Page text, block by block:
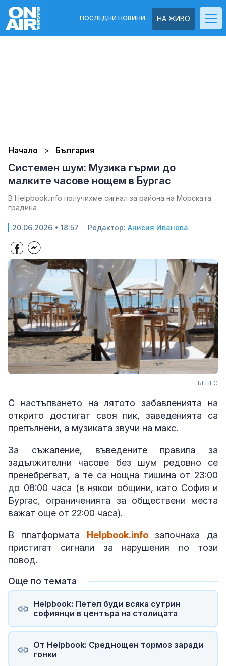
НА ЖИВО
ПОСЛЕДНИ НОВИНИ
Начало България
Системен шум: Музика гърми до
малките часове нощем в Бургас
В Helpbook.info получихме сигнал за района на Морската
градина
20.06.2026 • 18:57 Редактор: Анисия Иванова
БГНЕС
С настъпването на лятото забавленията на
открито достигат своя пик, заведенията са
препълнени, а музиката звучи на макс.
За съжаление, въведените правила за
задължителни часове без шум редовно се
пренебрегват, а те са нощна тишина от 23:00
до 08:00 часа (в някои общини, като София и
Бургас, ограниченията за обществени места
важат още от 22:00 часа).
В платформата Helpbook.infoзапочнаха да
пристигат сигнали за нарушения по този
повод.
Още по темата
Helpbook: Петел буди всяка сутрин
софиянци в центъра на столицата
От Helpbook: Среднощен тормоз заради
гонки